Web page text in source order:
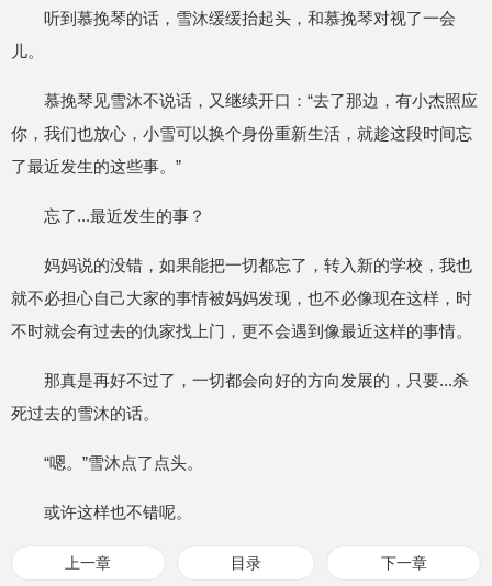
听到慕挽琴的话，雪沐缓缓抬起头，和慕挽琴对视了一会
儿。
慕挽琴见雪沐不说话，又继续开口：“去了那边，有小杰照应
你，我们也放心，小雪可以换个身份重新生活，就趁这段时间忘
了最近发生的这些事。”
忘了...最近发生的事？
妈妈说的没错，如果能把一切都忘了，转入新的学校，我也
就不必担心自己大家的事情被妈妈发现，也不必像现在这样，时
不时就会有过去的仇家找上门，更不会遇到像最近这样的事情。
那真是再好不过了，一切都会向好的方向发展的，只要...杀
死过去的雪沐的话。
“嗯。”雪沐点了点头。
或许这样也不错呢。
上一章 目录 下一章